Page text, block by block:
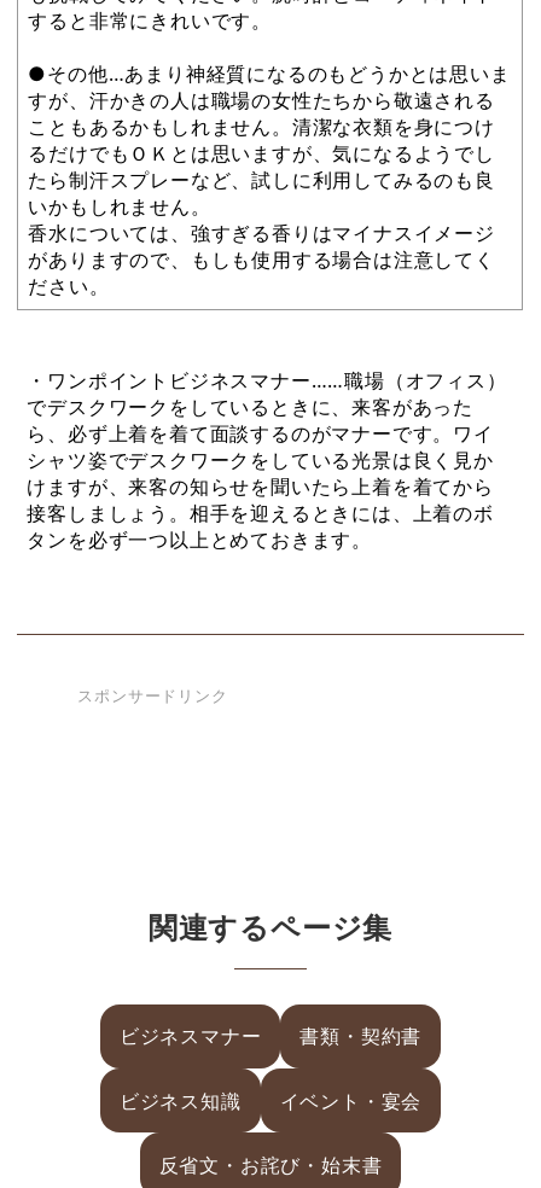
すると非常にきれいです。
●その他…あまり神経質になるのもどうかとは思いま
すが、汗かきの人は職場の女性たちから敬遠される
こともあるかもしれません。清潔な衣類を身につけ
るだけでもＯＫとは思いますが、気になるようでし
たら制汗スプレーなど、試しに利用してみるのも良
いかもしれません。
香水については、強すぎる香りはマイナスイメージ
がありますので、もしも使用する場合は注意してく
ださい。
・ワンポイントビジネスマナー……職場（オフィス）
でデスクワークをしているときに、来客があった
ら、必ず上着を着て面談するのがマナーです。ワイ
シャツ姿でデスクワークをしている光景は良く見か
けますが、来客の知らせを聞いたら上着を着てから
接客しましょう。相手を迎えるときには、上着のボ
タンを必ず一つ以上とめておきます。
スポンサードリンク
関連するページ集
ビジネスマナー 書類・契約書
ビジネス知識 イベント・宴会
反省文・お詫び・始末書